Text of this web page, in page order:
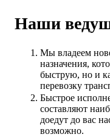
Наши
Мы владеем
назначения,
быструю, но и
перевозку
Быстрое
составляют
доедут до вас
возможно.